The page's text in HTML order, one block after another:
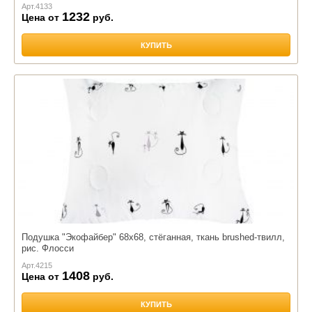
Арт.4133
Цена от 1232 руб.
КУПИТЬ
Подушка "Экофайбер" 68х68, стёганная, ткань brushed-твилл,
рис. Флосси
Арт.4215
Цена от 1408 руб.
КУПИТЬ